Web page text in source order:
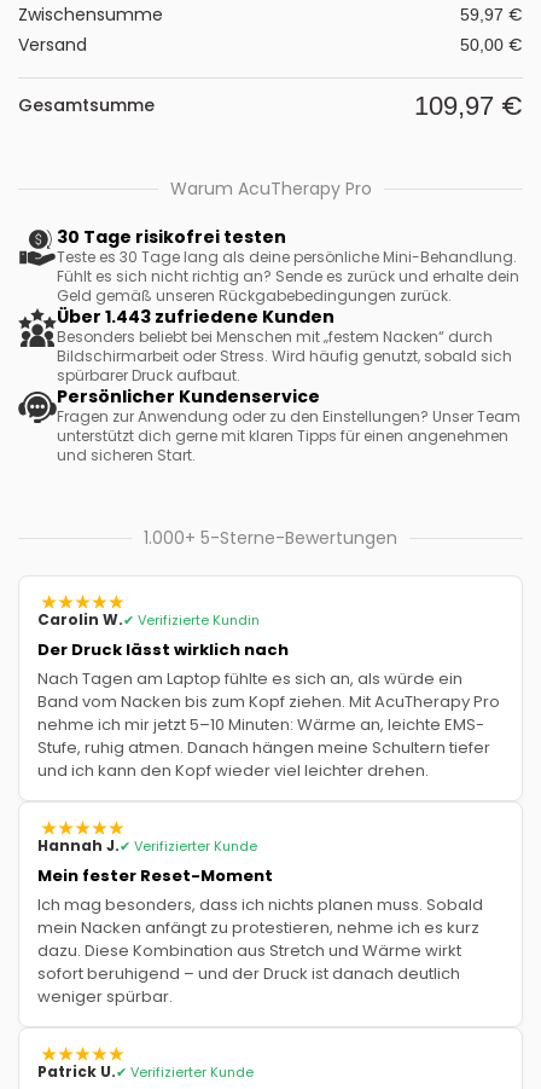
Zwischensumme 59,97 €
Versand
50,00 €
Gesamtsumme 109,97 €
Warum AcuTherapy Pro
30 Tage risikofrei testen
Teste es 30 Tage lang als deine persönliche Mini-Behandlung.
Fühlt es sich nicht richtig an? Sende es zurück und erhalte dein
Geld gemäß unseren Rückgabebedingungen zurück.
Über 1.443 zufriedene Kunden
Besonders beliebt bei Menschen mit „festem Nacken“ durch
Bildschirmarbeit oder Stress. Wird häufig genutzt, sobald sich
spürbarer Druck aufbaut.
Persönlicher Kundenservice
Fragen zur Anwendung oder zu den Einstellungen? Unser Team
unterstützt dich gerne mit klaren Tipps für einen angenehmen
und sicheren Start.
1.000+ 5-Sterne-Bewertungen
Carolin W.✔ Verifizierte Kundin
Der Druck lässt wirklich nach
Nach Tagen am Laptop fühlte es sich an, als würde ein
Band vom Nacken bis zum Kopf ziehen. Mit AcuTherapy Pro
nehme ich mir jetzt 5–10 Minuten: Wärme an, leichte EMS-
Stufe, ruhig atmen. Danach hängen meine Schultern tiefer
und ich kann den Kopf wieder viel leichter drehen.
Hannah J.✔ Verifizierter Kunde
Mein fester Reset-Moment
Ich mag besonders, dass ich nichts planen muss. Sobald
mein Nacken anfängt zu protestieren, nehme ich es kurz
dazu. Diese Kombination aus Stretch und Wärme wirkt
sofort beruhigend – und der Druck ist danach deutlich
weniger spürbar.
Patrick U.✔ Verifizierter Kunde